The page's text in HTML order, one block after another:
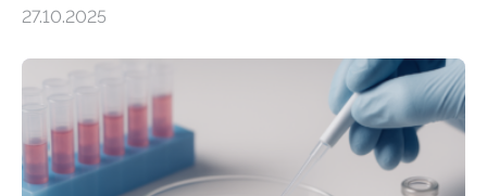
aus dem Deutschen Zentrum für Herzinsuffizienz
im Journal Circulation, warum der Energietransport bei
der Hypertrophen Kardiomyopathie (HCM) versagen
kann und wie sich durch eine Verringerung der
Herzbelastung und des oxidativen Stresses
Rhythmusstörungen reduzieren lassen. Würzburg. Die
27.10.2025